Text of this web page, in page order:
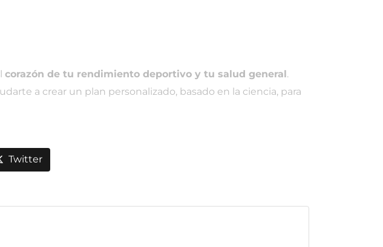
corazón de tu rendimiento deportivo y tu salud general.
a crear un plan personalizado, basado en la ciencia, para
Twitter